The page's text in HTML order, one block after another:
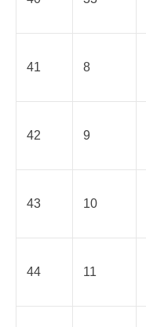
41 8
42 9
43 10
44 11